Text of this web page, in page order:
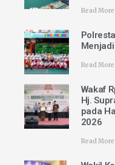
Read
Read
Wakaf
Hj.
pada
2026
Read